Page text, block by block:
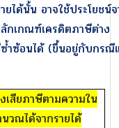
ยได้นั้น อาจใช้ประโยชน์
เกณฑ์เครดิตภาษีต่าง
ำซ้อนได้ (ขึ้นอยู่กับกรณี
เสียภาษีตามความใน
วณได้จากรายได้